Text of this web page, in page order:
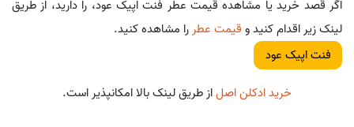
اگر قصد خرید یا مشاهده قیمت عطر فنت اپیک عود، را دارید، از طریق
لینک زیر اقدام کنید و قیمت عطر را مشاهده کنید.
فنت اپیک عود
خرید ادکلن اصلاز طریق لینک بالا امکانپذیر است.